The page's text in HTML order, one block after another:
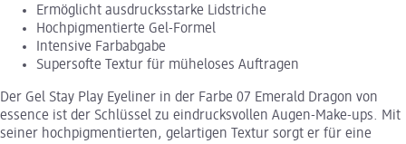
Ermöglicht ausdrucksstarke Lidstriche
Hochpigmentierte Gel-Formel
Intensive Farbabgabe
Supersofte Textur für müheloses Auftragen
Der Gel Stay Play Eyeliner in der Farbe 07 Emerald Dragon von
essence ist der Schlüssel zu eindrucksvollen Augen-Make-ups. Mit
seiner hochpigmentierten, gelartigen Textur sorgt er für eine